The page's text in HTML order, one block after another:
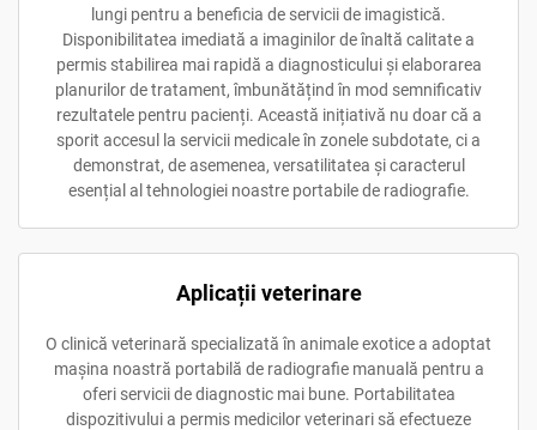
lungi pentru a beneficia de servicii de imagistică.
Disponibilitatea imediată a imaginilor de înaltă calitate a
permis stabilirea mai rapidă a diagnosticului și elaborarea
planurilor de tratament, îmbunătățind în mod semnificativ
rezultatele pentru pacienți. Această inițiativă nu doar că a
sporit accesul la servicii medicale în zonele subdotate, ci a
demonstrat, de asemenea, versatilitatea și caracterul
esențial al tehnologiei noastre portabile de radiografie.
Aplicații veterinare
O clinică veterinară specializată în animale exotice a adoptat
mașina noastră portabilă de radiografie manuală pentru a
oferi servicii de diagnostic mai bune. Portabilitatea
dispozitivului a permis medicilor veterinari să efectueze